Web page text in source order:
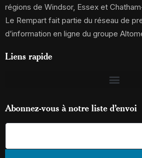
régions de Windsor, Essex et
Le Rempart fait partie du réseau de
d’information en ligne du groupe
Liens rapide
Abonnez-vous à notre liste d’envoi